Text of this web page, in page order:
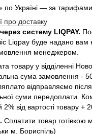
Україні — за тарифами
про доставку
систему LIQPAY.
Liqpay буде надано вам
менеджером.
товару у відділенні
сума замовлення -
відправляємо
суми передоплати.
від вартості товару +
Сплатити товар
м. Бориспіль)